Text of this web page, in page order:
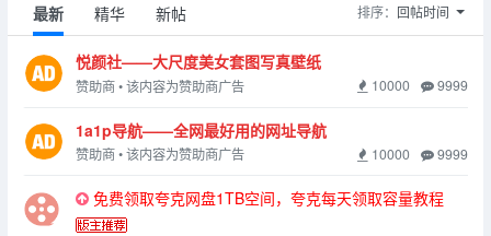
最新 精华 新帖 排序： 回帖时间
悦颜社——大尺度美女套图写真壁纸
赞助商 • 该内容为赞助商广告 10000 9999
1a1p导航——全网最好用的网址导航
赞助商 • 该内容为赞助商广告 10000 9999
免费领取夸克网盘1TB空间，夸克每天领取容量教程